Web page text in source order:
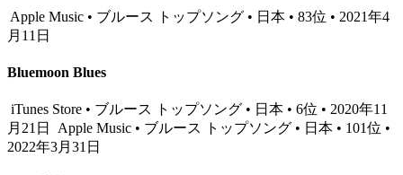
Apple Music • ブルース トップソング • 日本 • 83位 • 2021年4
月11日
Bluemoon Blues
iTunes Store • ブルース トップソング • 日本 • 6位 • 2020年11
月21日
Apple Music • ブルース トップソング • 日本 • 101位 •
2022年3月31日